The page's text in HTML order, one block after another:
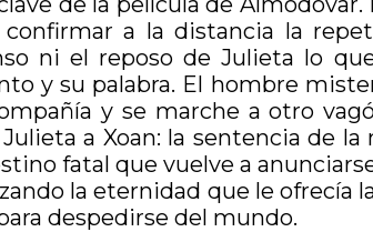
a la distancia la
ni el reposo de Julieta lo
y su palabra. El hombre
y se marche a otro
a Xoan: la sentencia de
fatal que vuelve a
la eternidad que le ofrecía
despedirse del mundo.